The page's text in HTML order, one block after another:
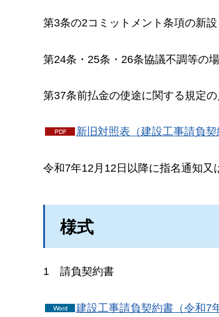
第3条の2コミットメント条項の新設
第24条・25条・26条協議不調等の
第37条前払金の使途に関する規定の
新旧対照表（建設工事請負契
令和7年12月12日以降に指名通知又
様式
1 請負契約書
建設工事請負契約書（令和7